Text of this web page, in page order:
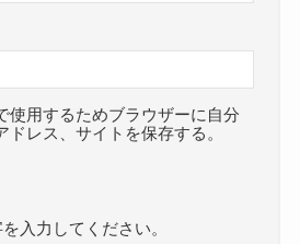
使用するためブラウザーに自分
ドレス、サイトを保存する。
入力してください。